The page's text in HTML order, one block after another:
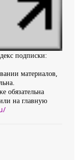
подписки:
материалов,
обязательна
на главную